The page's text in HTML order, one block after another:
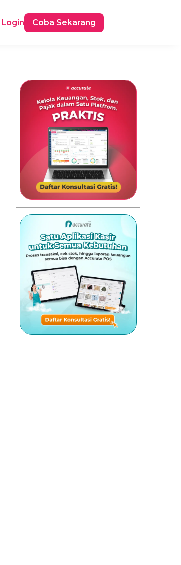
Login Coba Sekarang